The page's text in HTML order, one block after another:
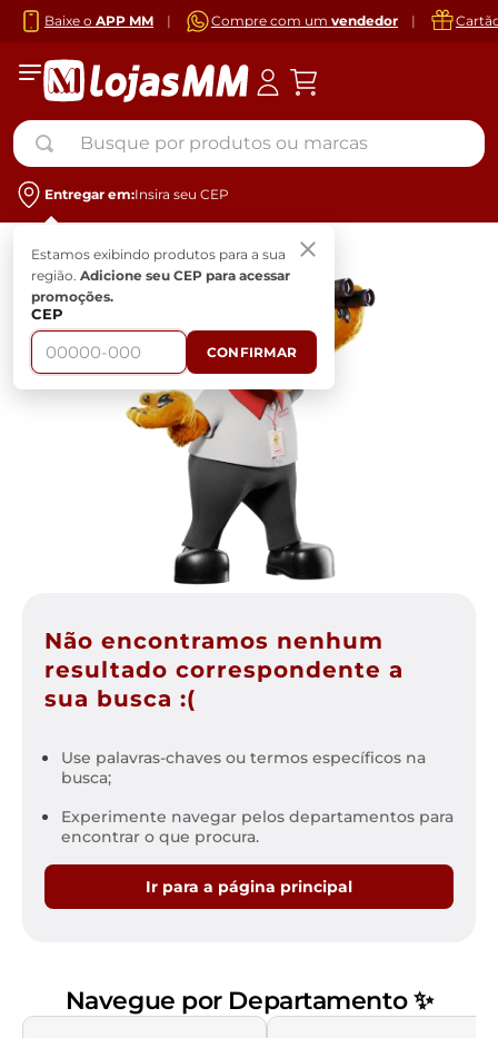
Baixe o APP MM | Compre com um vendedor |
Busque por produtos ou marcas
Entregar em:Insira seu CEP
Estamos exibindo produtos para a sua
região. Adicione seu CEP para acessar
promoções.
CEP
CONFIRMAR
Não encontramos nenhum
resultado correspondente a
sua busca :(
Use palavras-chaves ou termos específicos na
busca;
Experimente navegar pelos departamentos para
encontrar o que procura.
Ir para a página principal
Navegue por Departamento ✨